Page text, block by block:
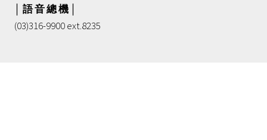
│ 語 音 總 機 │
(03)316-9900 ext.8235